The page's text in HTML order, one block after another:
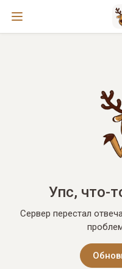
Упс, что-
Сервер перестал